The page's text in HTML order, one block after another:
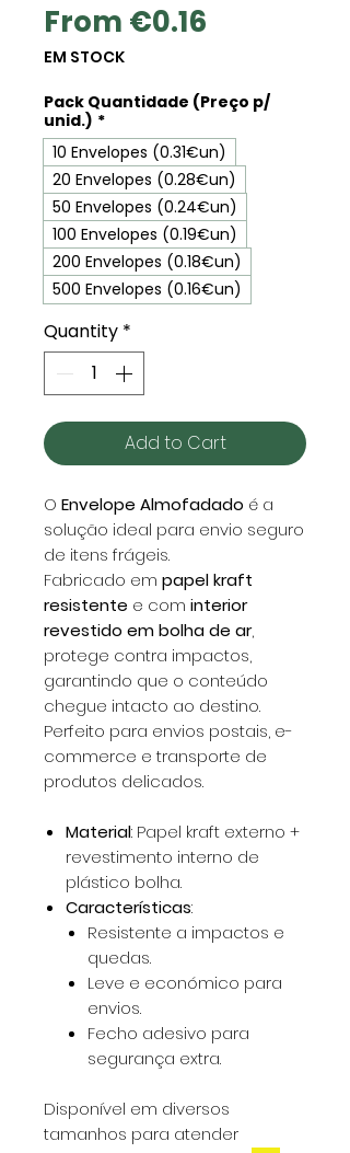
From €0.16
EM STOCK
Pack Quantidade (Preço p/
unid.) *
10 Envelopes (0.31€un)
20 Envelopes (0.28€un)
50 Envelopes (0.24€un)
100 Envelopes (0.19€un)
200 Envelopes (0.18€un)
500 Envelopes (0.16€un)
Quantity *
Add to Cart
O Envelope Almofadado é a
solução ideal para envio seguro
de itens frágeis.
Fabricado em papel kraft
resistente e com interior
revestido em bolha de ar,
protege contra impactos,
garantindo que o conteúdo
chegue intacto ao destino.
Perfeito para envios postais, e-
commerce e transporte de
produtos delicados.
Material: Papel kraft externo +
revestimento interno de
plástico bolha.
Características:
Resistente a impactos e
quedas.
Leve e económico para
envios.
Fecho adesivo para
segurança extra.
Disponível em diversos
tamanhos para atender